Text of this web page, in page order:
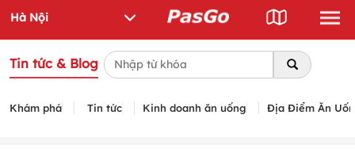
Tin tức & Blog
Khám phá Tin tức Kinh doanh ăn uống Địa Điểm Ăn